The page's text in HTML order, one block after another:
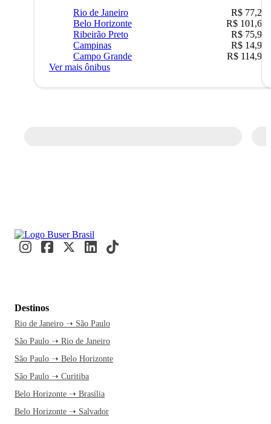
Rio de Janeiro
R$ 77,22
Belo Horizonte
R$ 101,67
Ribeirão Preto
R$ 75,90
Campinas
R$ 14,90
Campo Grande
R$ 114,90
Ver mais ônibus
Destinos
Rio de Janeiro ➝ São Paulo
São Paulo ➝ Rio de Janeiro
São Paulo ➝ Belo Horizonte
São Paulo ➝ Curitiba
Belo Horizonte ➝ Brasília
Belo Horizonte ➝ Salvador